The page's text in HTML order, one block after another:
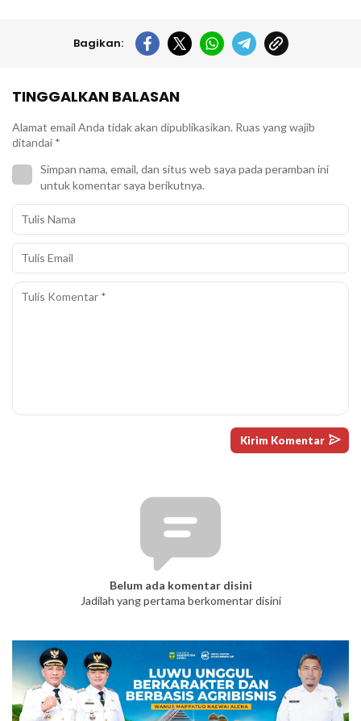
Bagikan:
TINGGALKAN BALASAN
Alamat email Anda tidak akan dipublikasikan. Ruas yang wajib
ditandai *
Simpan nama, email, dan situs web saya pada peramban ini
untuk komentar saya berikutnya.
Belum ada komentar disini
Jadilah yang pertama berkomentar disini